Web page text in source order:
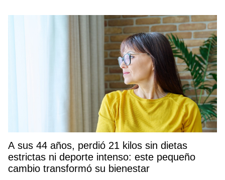
A sus 44 años, perdió 21 kilos sin dietas
estrictas ni deporte intenso: este pequeño
cambio transformó su bienestar